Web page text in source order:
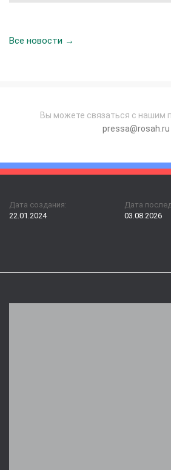
Все новости →
Вы можете связаться с нашим
pressa@rosah.ru
Дата создания:
22.01.2024
Дата
03.08.2026